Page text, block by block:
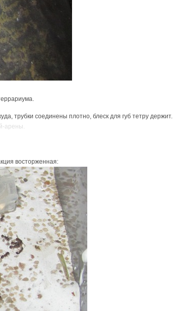
трубки соединены плотно, блеск для губ тетру держит.
арены.
восторженная: